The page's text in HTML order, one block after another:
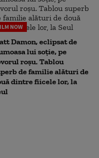
NOW
Damon, eclipsat de
lui soție, pe
roșu. Tablou
de familie alături de
dintre fiicele lor, la